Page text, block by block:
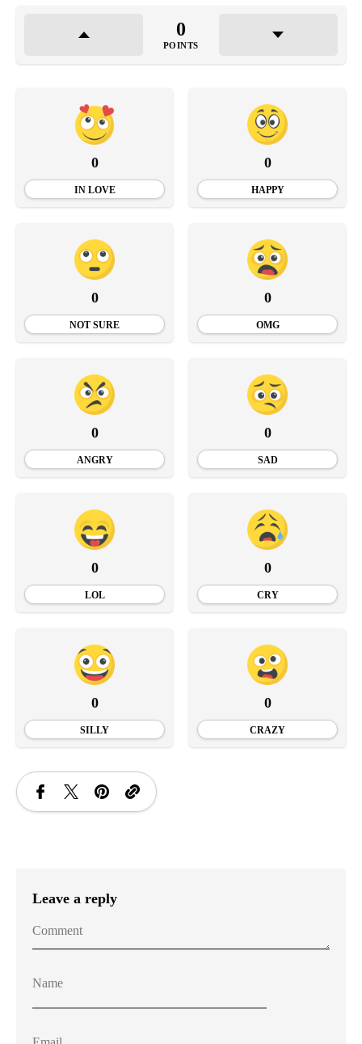
0
POINTS
0
IN LOVE
0
HAPPY
0
NOT SURE
0
OMG
0
ANGRY
0
SAD
0
LOL
0
CRY
0
SILLY
0
CRAZY
Leave a reply